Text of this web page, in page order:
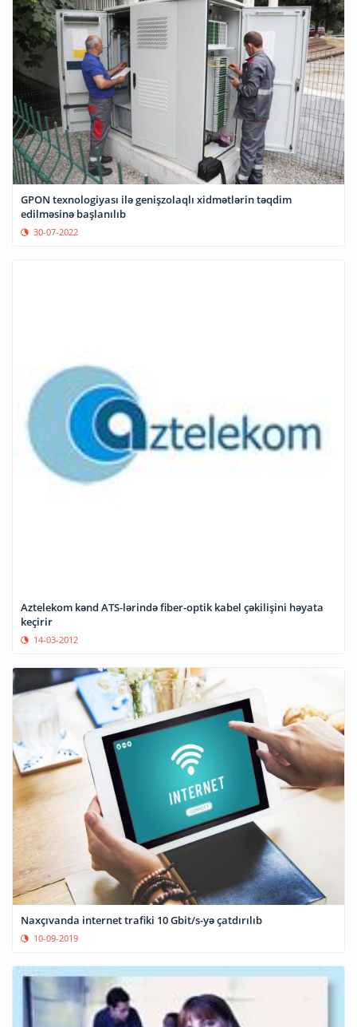
GPON texnologiyası ilə genişzolaqlı xidmətlərin təqdim
edilməsinə başlanılıb
30-07-2022
Aztelekom kənd ATS-lərində fiber-optik kabel çəkilişini həyata
keçirir
14-03-2012
Naxçıvanda internet trafiki 10 Gbit/s-yə çatdırılıb
10-09-2019